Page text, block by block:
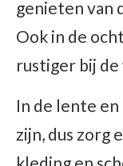
genieten van
Ook in de
rustiger bij
In de lente
zijn, dus zorg